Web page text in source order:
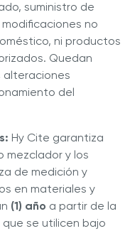
suministro de
no
ni productos
Quedan
alteraciones
del
Hy Cite garantiza
mezclador y los
de medición y
en materiales y
(1) año a partir de la
se utilicen bajo